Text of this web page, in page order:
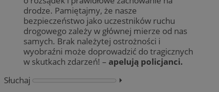
drodze. Pamiętajmy, że nasze
bezpieczeństwo jako uczestników ruchu
drogowego zależy w głównej mierze od nas
samych. Brak należytej ostrożności i
wyobraźni może doprowadzić do tragicznych
w skutkach zdarzeń! – apelują policjanci.
Słuchaj
⏵︎